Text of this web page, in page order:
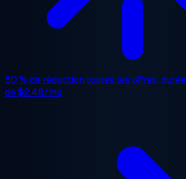
50 % de réduction toutes les offres,
de$2.48/mo